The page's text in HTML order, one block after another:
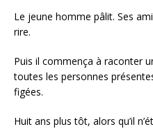
Le jeune homme pâlit. Ses
rire.
Puis il commença à raconter
toutes les personnes
figées.
Huit ans plus tôt, alors qu’il